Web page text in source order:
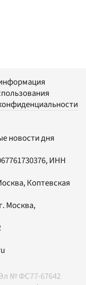
новости дня
ИНН
Коптевская
Москва,
№ ФС77-67642